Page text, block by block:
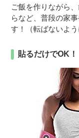
ご飯を作りながら
らなど、普段の家
す！（転ばないよう
貼るだけでOK！